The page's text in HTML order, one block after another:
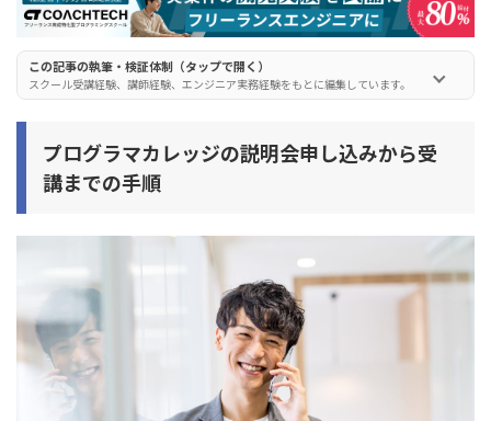
注意点4. 平日コースの定員は30名まで
プログラマカレッジの説明会申し込みに関するよくある
質問
質問2. 適性検査や書類選考、テストはある？
まずはプログラマカレッジの無料オンライン説明会に参
加しよう
まとめ：プログラマカレッジの説明会申し込みから受講
までの手順をすべて解説
この記事の執筆・検証体制（タップで開く）
スクール受講経験、講師経験、エンジニア実務経験をもとに編集しています。
プログラマカレッジの説明会申し込みから受
講までの手順